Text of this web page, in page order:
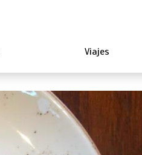
Viajes